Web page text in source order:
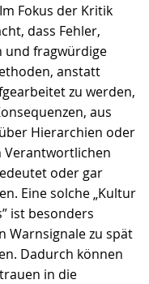
Fokus der Kritik
dass Fehler,
und fragwürdige
anstatt
zu werden,
aus
Hierarchien oder
Verantwortlichen
oder gar
Eine solche „Kultur
ist besonders
Warnsignale zu spät
Dadurch können
in die